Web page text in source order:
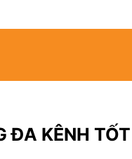
ĐA KÊNH